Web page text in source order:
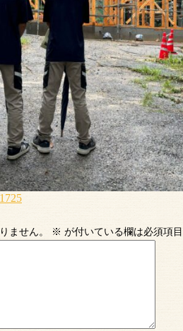
ません。 ※ が付いている欄は必須項